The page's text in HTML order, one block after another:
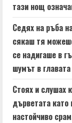
тази нощ
Седях на ръба
сякаш тя
се надигаше в
шумът в
Стоях и слушах
дърветата
настойчиво